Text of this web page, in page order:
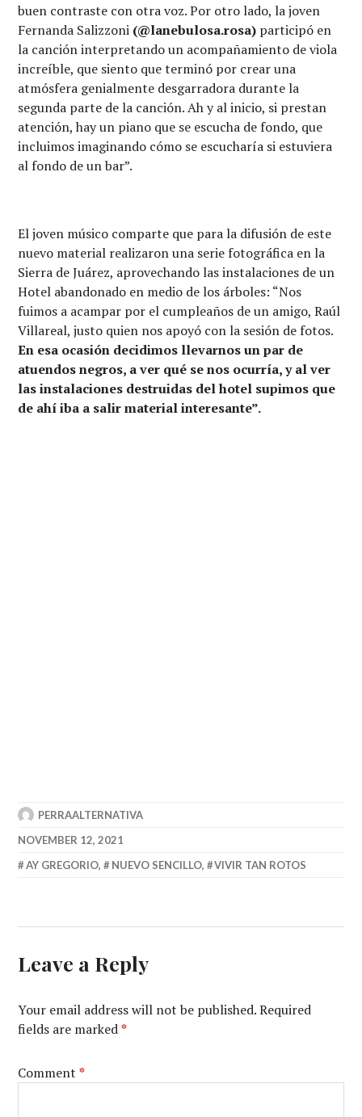
buen contraste con otra voz. Por otro lado, la joven
Fernanda Salizzoni (@lanebulosa.rosa) participó en
la canción interpretando un acompañamiento de viola
increíble, que siento que terminó por crear una
atmósfera genialmente desgarradora durante la
segunda parte de la canción. Ah y al inicio, si prestan
atención, hay un piano que se escucha de fondo, que
incluimos imaginando cómo se escucharía si estuviera
al fondo de un bar”.
El joven músico comparte que para la difusión de este
nuevo material realizaron una serie fotográfica en la
Sierra de Juárez, aprovechando las instalaciones de un
Hotel abandonado en medio de los árboles: “Nos
fuimos a acampar por el cumpleaños de un amigo, Raúl
Villareal, justo quien nos apoyó con la sesión de fotos.
En esa ocasión decidimos llevarnos un par de
atuendos negros, a ver qué se nos ocurría, y al ver
las instalaciones destruidas del hotel supimos que
de ahí iba a salir material interesante”.
PERRAALTERNATIVA
NOVEMBER 12, 2021
AY GREGORIO, NUEVO SENCILLO, VIVIR TAN ROTOS
Leave a Reply
Your email address will not be published. Required
fields are marked*
Comment*